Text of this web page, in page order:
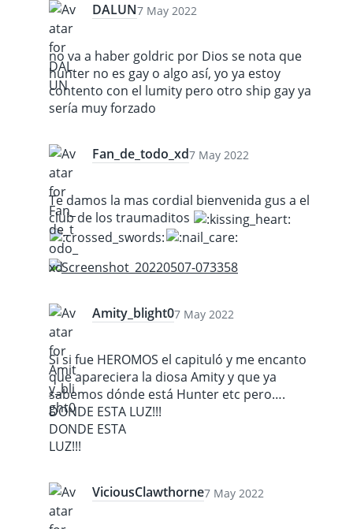
DALUN7 May 2022
no va a haber goldric por Dios se nota que
hunter no es gay o algo así, yo ya estoy
contento con el lumity pero otro ship gay ya
sería muy forzado
Fan_de_todo_xd7 May 2022
Te damos la mas cordial bienvenida gus a el
club de los traumaditos
Amity_blight07 May 2022
Si si fue HEROMOS el capituló y me encanto
que apareciera la diosa Amity y que ya
sabemos dónde está Hunter etc pero….
DONDE ESTA LUZ!!!
DONDE ESTA
LUZ!!!
ViciousClawthorne7 May 2022